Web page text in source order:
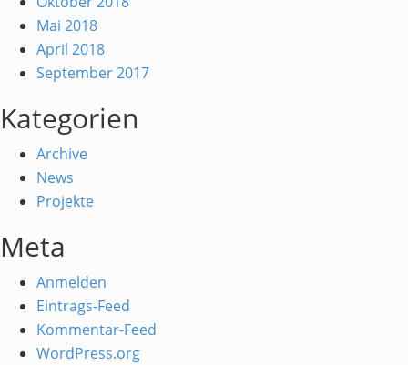
Mai 2018
April 2018
September 2017
Kategorien
Archive
News
Projekte
Meta
Anmelden
Eintrags-Feed
Kommentar-Feed
WordPress.org